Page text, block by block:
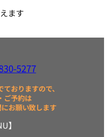
ます
5277
おりますので、
ご予約は
お願い致します
】